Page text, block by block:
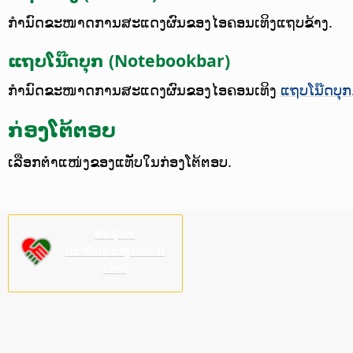
ກຳນົດຂະໜາດການສະແດງຜົນຂອງໄອຄອນເທິງແຖບຂ້າງ.
ແຖບໂນ໊ດບຸກ (Notebookbar)
ກຳນົດຂະໜາດການສະແດງຜົນຂອງໄອຄອນເທິງ ແຖບໂນ໊ດບຸກ
ກ່ອງໂຕ້ຕອບ
ເລືອກຕຳແໜ່ງຂອງແທັບໃນກ່ອງໂຕ້ຕອບ.